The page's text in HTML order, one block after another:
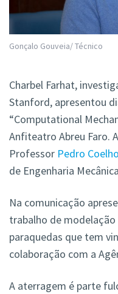
Gonçalo Gouveia/ Técnico
Charbel Farhat,
Stanford, apresentou
“Computational
Anfiteatro Abreu Faro.
Professor Pedro Coelho
de Engenharia
Na comunicação
trabalho de
paraquedas que tem
colaboração com a
A aterragem é parte